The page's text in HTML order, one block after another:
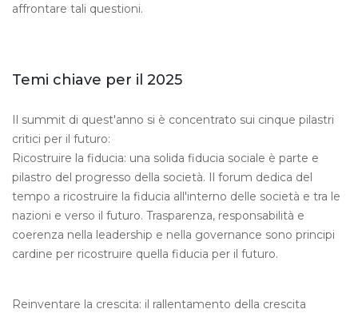
affrontare tali questioni.
Temi chiave per il 2025
Il summit di quest'anno si è concentrato sui cinque pilastri
critici per il futuro:
Ricostruire la fiducia: una solida fiducia sociale è parte e
pilastro del progresso della società. Il forum dedica del
tempo a ricostruire la fiducia all'interno delle società e tra le
nazioni e verso il futuro. Trasparenza, responsabilità e
coerenza nella leadership e nella governance sono principi
cardine per ricostruire quella fiducia per il futuro.
Reinventare la crescita: il rallentamento della crescita